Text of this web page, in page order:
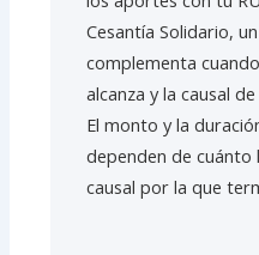
Cesantía Solidario,
complementa
alcanza y la causal
El monto y la
dependen de cuánto
causal por la que